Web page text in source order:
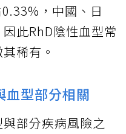
，中國、日
此RhD陰性血型常
稀有。
血型部分相關
部分疾病風險之